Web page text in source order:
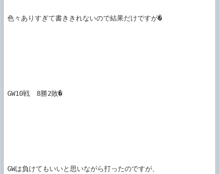
色々ありすぎて書ききれないので結果だけですが�
GW10戦　8勝2敗�
GWは負けてもいいと思いながら打ったのですが、